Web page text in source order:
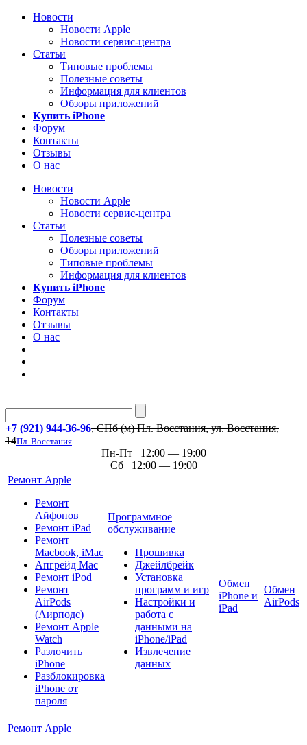
Новости
Новости Apple
Новости сервис-центра
Статьи
Типовые проблемы
Полезные советы
Информация для клиентов
Обзоры приложений
Купить iPhone
Форум
Контакты
Отзывы
О нас
Новости
Новости Apple
Новости сервис-центра
Статьи
Полезные советы
Обзоры приложений
Типовые проблемы
Информация для клиентов
Купить iPhone
Форум
Контакты
Отзывы
О нас
+7 (921) 944-36-96, СПб (м) Пл. Восстания, ул. Восстания,
14Пл. Восстания
Пн-Пт 12:00 — 19:00
Сб 12:00 — 19:00
Ремонт Apple
Ремонт
Айфонов
Ремонт iPad
Ремонт
Macbook, iMac
Апгрейд Mac
Ремонт iPod
Ремонт
AirPods
(Аирподс)
Ремонт Apple
Watch
Разлочить
iPhone
Разблокировка
iPhone от
пароля
Программное
обслуживание
Прошивка
Джейлбрейк
Установка
программ и игр
Настройки и
работа с
данными на
iPhone/iPad
Извлечение
данных
Обмен
iPhone и
iPad
Обмен
AirPods
Ремонт Apple